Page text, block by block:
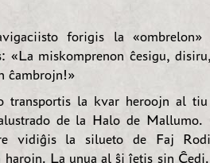
forigis la «ombrelon»
«La miskomprenon ĉesigu,
ĉambrojn!»
transportis la kvar heroojn al
de la Halo de Mallumo.
vidiĝis la silueto de Faj
La unua al ŝi ĵetis sin